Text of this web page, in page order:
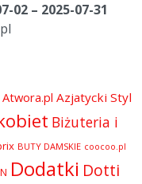
02 – 2025-07-31
Atwora.pl Azjatycki Styl
Biżuteria i
BUTY DAMSKIE coocoo.pl
Dodatki Dotti